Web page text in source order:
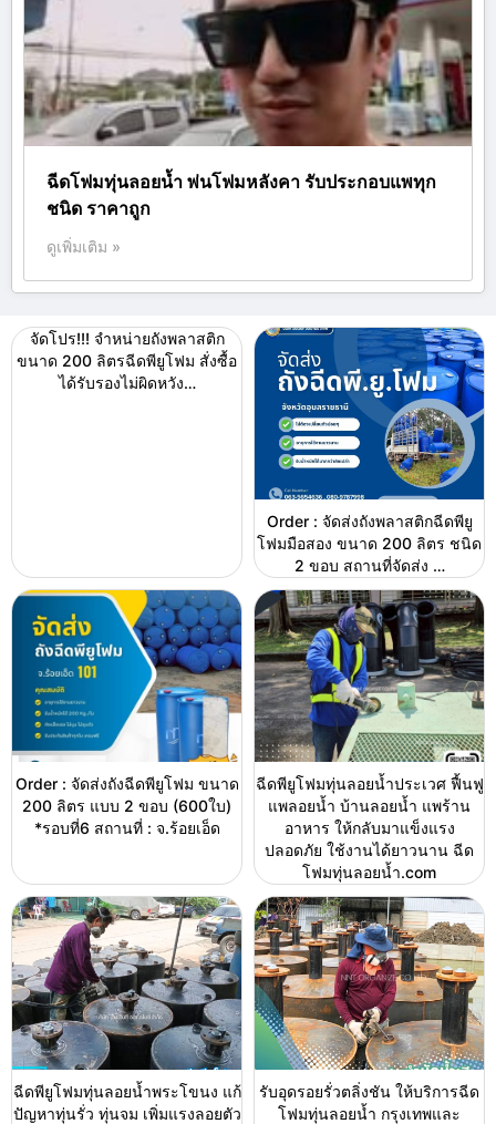
ฉีดโฟมทุ่นลอยน้ำ พ่นโฟมหลังคา รับประกอบแพทุก
ชนิด ราคาถูก
ดูเพิ่มเติม »
จัดโปร!!! จำหน่ายถังพลาสติก
ขนาด 200 ลิตรฉีดพียูโฟม สั่งซื้อ
ได้รับรองไม่ผิดหวัง…
Order : จัดส่งถังพลาสติกฉีดพียู
โฟมมือสอง ขนาด 200 ลิตร ชนิด
2 ขอบ สถานที่จัดส่ง …
Order : จัดส่งถังฉีดพียูโฟม ขนาด
200 ลิตร แบบ 2 ขอบ (600ใบ)
*รอบที่6 สถานที่ : จ.ร้อยเอ็ด
ฉีดพียูโฟมทุ่นลอยน้ำประเวศ ฟื้นฟู
แพลอยน้ำ บ้านลอยน้ำ แพร้าน
อาหาร ให้กลับมาแข็งแรง
ปลอดภัย ใช้งานได้ยาวนาน ฉีด
โฟมทุ่นลอยน้ำ.com
ฉีดพียูโฟมทุ่นลอยน้ำพระโขนง แก้
ปัญหาทุ่นรั่ว ทุ่นจม เพิ่มแรงลอยตัว
รับอุดรอยรั่วตลิ่งชัน ให้บริการฉีด
โฟมทุ่นลอยน้ำ กรุงเทพและ